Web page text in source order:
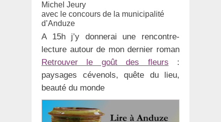
Michel Jeury
avec le concours de la municipalité
d’Anduze
A 15h j’y donnerai une rencontre-
lecture autour de mon dernier roman
Retrouver le goût des fleurs :
paysages cévenols, quête du lieu,
beauté du monde